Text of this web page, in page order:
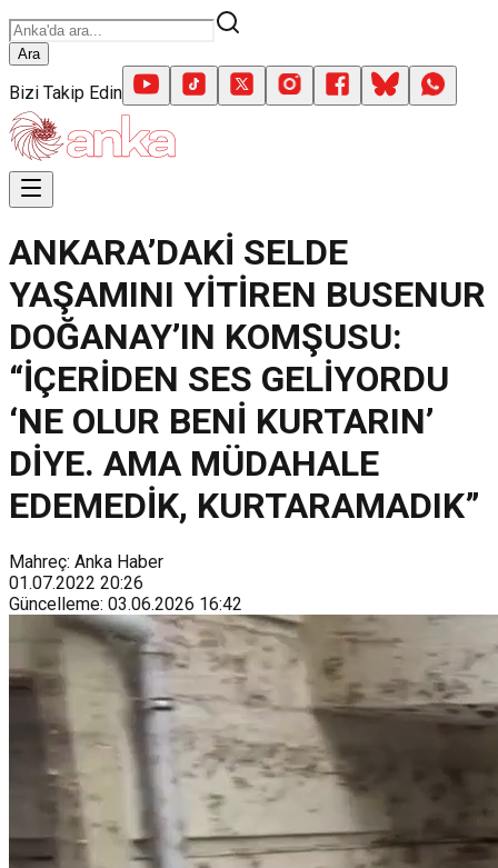
Ara
Bizi Takip Edin
ANKARA’DAKİ SELDE
YAŞAMINI YİTİREN BUSENUR
DOĞANAY’IN KOMŞUSU:
“İÇERİDEN SES GELİYORDU
‘NE OLUR BENİ KURTARIN’
DİYE. AMA MÜDAHALE
EDEMEDİK, KURTARAMADIK”
Mahreç: Anka Haber
01.07.2022 20:26
Güncelleme: 03.06.2026 16:42